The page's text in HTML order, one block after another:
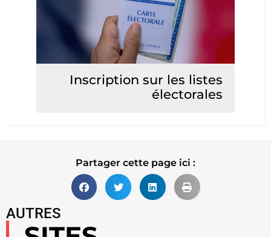
Inscription sur les listes
électorales
Partager cette page ici :
AUTRES